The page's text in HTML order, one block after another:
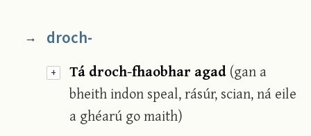
+
→ droch-
Tá droch-fhaobhar agad(gan a
bheith indon speal, rásúr, scian, ná eile
a ghéarú go maith)